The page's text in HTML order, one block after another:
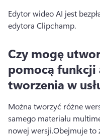
Edytor wideo AI jest
edytora Clipchamp.
Czy mogę
pomocą funkcji
tworzenia w
Można tworzyć różne
samego materiału
nowej wersji.Obejmuje to